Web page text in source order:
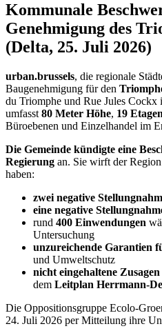
Kommunale
Genehmigung des
(Delta, 25. Juli 2026)
urban.brussels, die regionale
Baugenehmigung für den
du Triomphe und Rue Jules Cockx
umfasst 80 Meter Höhe, 19 Etagen
Büroebenen und Einzelhandel im
Die Gemeinde kündigte eine
Regierung an. Sie wirft der
haben:
zwei negative
eine negative
rund 400 Einwendungen
Untersuchung
unzureichende Garantien
und Umweltschutz
nicht eingehaltene
dem Leitplan Herrmann-
Die Oppositionsgruppe Ecolo-
24. Juli 2026 per Mitteilung ihre